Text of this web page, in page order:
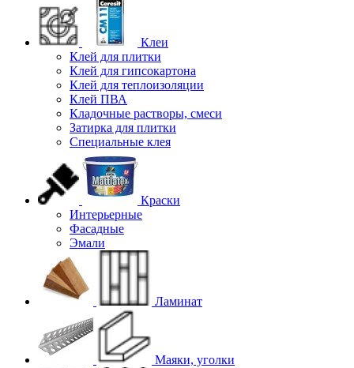
Клеи
Клей для плитки
Клей для гипсокартона
Клей для теплоизоляции
Клей ПВА
Кладочные растворы, смеси
Затирка для плитки
Специальные клея
Краски
Интерьерные
Фасадные
Эмали
Ламинат
Маяки, уголки